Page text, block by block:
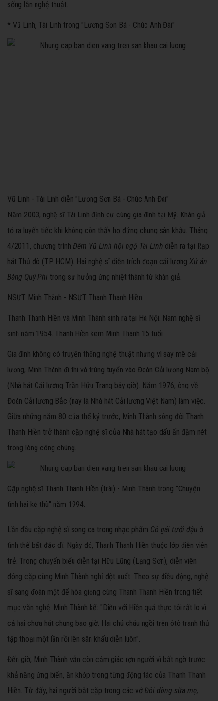
sống lẫn nghệ thuật.
* Vũ Linh, Tài Linh trong "Lương Sơn Bá - Chúc Anh Đài"
Vũ Linh - Tài Linh diễn "Lương Sơn Bá - Chúc Anh Đài"
Năm 2003, nghệ sĩ Tài Linh định cư cùng gia đình tại Mỹ. Khán giả
tỏ ra luyến tiếc khi không còn thấy họ đứng chung sân khấu. Tháng
4/2011, chương trình Đêm Vũ Linh hội ngộ Tài Linh diễn ra tại Rạp
hát Thủ đô (TP HCM). Hai nghệ sĩ diễn trích đoạn cải lương Xử án
Bàng Quý Phi trong sự hưởng ứng nhiệt thành từ khán giả.
NSƯT Minh Thành - NSƯT Thanh Thanh Hiền
Thanh Thanh Hiền và Minh Thành sinh ra tại Hà Nội. Nam nghệ sĩ
sinh năm 1954. Thanh Hiền kém Minh Thành 15 tuổi.
Gia đình không có truyền thống nghệ thuật nhưng vì say mê cải
lương, Minh Thành đi thi và trúng tuyển vào Đoàn Cải lương Nam bộ
(Nhà hát Cải lương Trần Hữu Trang bây giờ). Năm 1976, ông về
Đoàn Cải lương Bắc (nay là Nhà hát Cải lương Việt Nam) làm việc.
Giữa những năm 80 của thế kỷ trước, Minh Thành sóng đôi Thanh
Thanh Hiền trở thành cặp nghệ sĩ của Nhà hát tạo dấu ấn đậm nét
trong lòng công chúng.
Cặp nghệ sĩ Thanh Thanh Hiền (trái) - Minh Thành trong "Chuyện
tình hai kẻ thù" năm 1994.
Lần đầu cặp nghệ sĩ song ca trong nhạc phẩm Cô gái tưới đậu ở
tình thế bất đắc dĩ. Ngày đó, Thanh Thanh Hiền thuộc lớp diễn viên
trẻ. Trong chuyến biểu diễn tại Hữu Lũng (Lạng Sơn), diễn viên
đóng cặp cùng Minh Thành nghỉ đột xuất. Theo sự điều động, nghệ
sĩ sang đoàn một để hòa giọng cùng Thanh Thanh Hiền trong tiết
mục văn nghệ. Minh Thành kể: "Diễn với Hiền quả thực tôi rất lo vì
cả hai chưa hát chung bao giờ. Hai chú cháu ngồi trên ôtô tranh thủ
tập thoại một lần rồi lên sân khấu diễn luôn".
Đến giờ, Minh Thành vẫn còn cảm giác rợn người vì bất ngờ trước
khả năng ứng biến, ăn khớp trong từng động tác của Thanh Thanh
Hiền. Từ đấy, hai người bắt cặp trong các vở Đôi dòng sữa mẹ,